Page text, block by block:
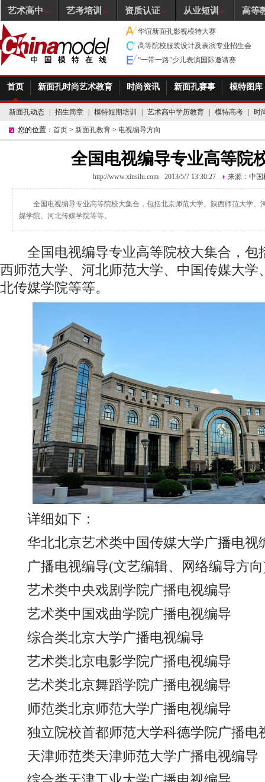
华谊新面孔影视模特大赛
高等院校服装设计及表演专业招生会
“一带一路”少儿表演国际邀请赛
首页 新面孔时尚艺术教育 时尚资讯 新面孔赛事 模特图库
新面孔动态 招生简章 模特短期培训 艺术高中学历教育 模特高考 时
您的位置： 首页 > 新面孔教育 > 电视编导方向
全国电视编导专业高等院
http://www.xinsilu.com 2013/5/7 13:30:27 来源： 中国
全国电视编导专业高等院校大集合，包括北京师范大学、陕西师范大学、
媒学院、河北传媒学院等等。
全国电视编导专业高等院校大集合，包
西师范大学、河北师范大学、中国传媒大学
北传媒学院等等。
详细如下：
华北北京艺术类中国传媒大学广播电视
广播电视编导(文艺编辑、网络编导方
艺术类中央戏剧学院广播电视编导
艺术类中国戏曲学院广播电视编导
综合类北京大学广播电视编导
艺术类北京电影学院广播电视编导
艺术类北京舞蹈学院广播电视编导
师范类北京师范大学广播电视编导
独立院校首都师范大学科德学院广播电
天津师范类天津师范大学广播电视编导
艺术高中 艺考培训 资质认证 从业短训 高等